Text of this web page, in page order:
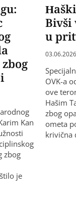
Kan
zbog
je
Bivši
u
OVK-a
ove
Hašim
zbog
ometa
krivična